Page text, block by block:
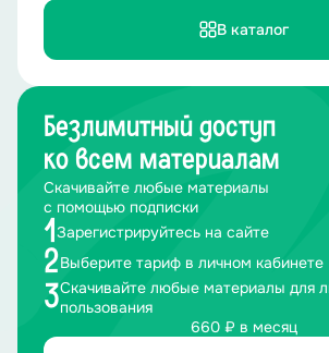
В каталог
Безлимитный доступ
ко всем материалам
Скачивайте любые материалы
с помощью подписки
1 Зарегистрируйтесь на сайте
2Выберите тариф в личном кабинете
3Скачивайте любые материалы для
пользования
660 ₽ в месяц